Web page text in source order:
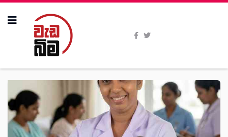
All Stories